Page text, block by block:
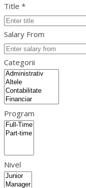
Title *
Salary From
Categorii
Program
Nivel